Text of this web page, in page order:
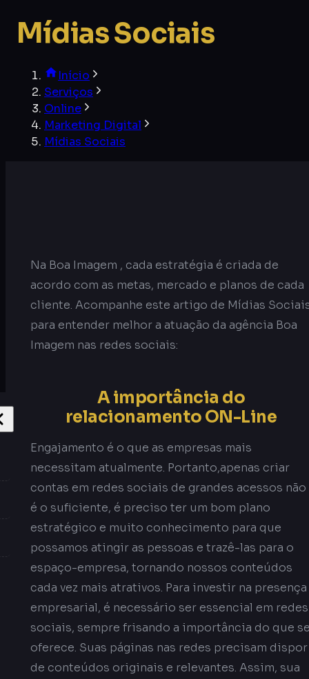
Mídias Sociais
Início
Serviços
Online
Marketing Digital
Mídias Sociais
Na Boa Imagem , cada estratégia é criada de
acordo com as metas, mercado e planos de cada
cliente. Acompanhe este artigo de Mídias
para entender melhor a atuação da agência Boa
Imagem nas redes sociais:
A importância do
relacionamento ON-Line
Engajamento é o que as empresas mais
necessitam atualmente. Portanto,apenas criar
contas em redes sociais de grandes acessos não
é o suficiente, é preciso ter um bom plano
estratégico e muito conhecimento para que
possamos atingir as pessoas e trazê-las para o
espaço-empresa, tornando nossos conteúdos
cada vez mais atrativos. Para investir na presença
empresarial, é necessário ser essencial em redes
sociais, sempre frisando a importância do que
oferece. Suas páginas nas redes precisam dispor
de conteúdos originais e relevantes. Assim, sua